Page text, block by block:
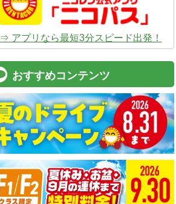
⇒ アプリなら最短3分スピード出発！
おすすめコンテンツ